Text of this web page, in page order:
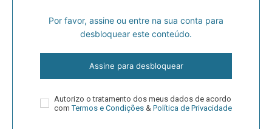
Por favor, assine ou entre na sua conta para
desbloquear este conteúdo.
Assine para desbloquear
Autorizo o tratamento dos meus dados de acordo
comTermos e Condições & Política de Privacidade